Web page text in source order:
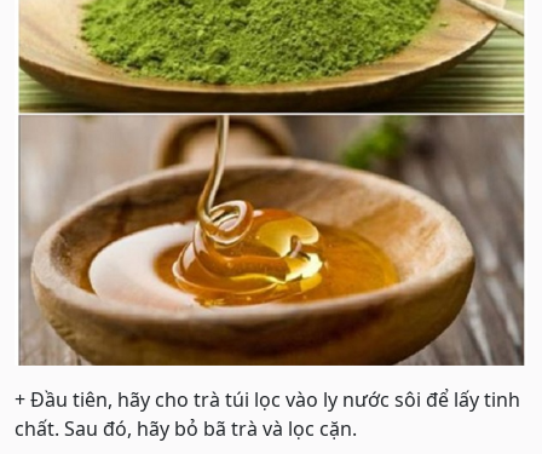
+ Đầu tiên, hãy cho trà túi lọc vào ly nước sôi để lấy tinh
chất. Sau đó, hãy bỏ bã trà và lọc cặn.